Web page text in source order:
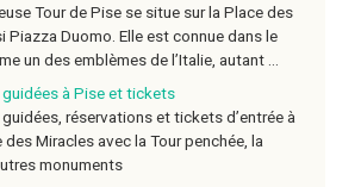
Tour de Pise se situe sur la Place des
Piazza Duomo. Elle est connue dans le
un des emblèmes de l’Italie, autant ...
à Pise et tickets
réservations et tickets d’entrée à
Miracles avec la Tour penchée, la
monuments